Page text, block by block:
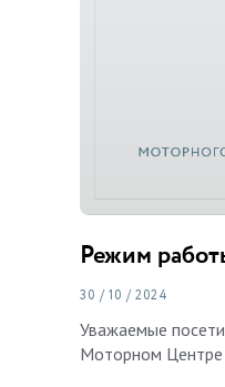
Режим
30 / 10 / 2024
Уважаемые
Моторном Центре